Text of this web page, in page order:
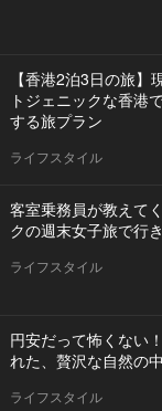
【香港2泊3日の旅】
トジェニックな香港
する旅プラン
ライフスタイル
客室乗務員が教えて
クの週末女子旅で行
ライフスタイル
円安だって怖くない
れた、贅沢な自然の
ライフスタイル